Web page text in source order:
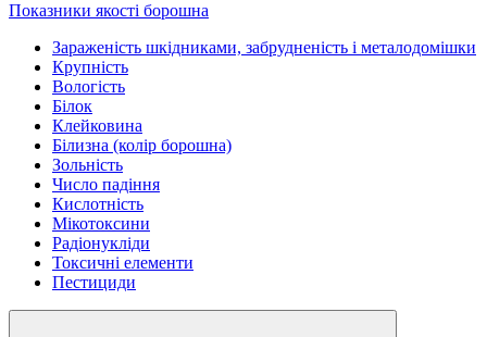
Показники якості борошна
Зараженість шкідниками, забрудненість і металодомішки
Крупність
Вологість
Білок
Клейковина
Білизна (колір борошна)
Зольність
Число падіння
Кислотність
Мікотоксини
Радіонукліди
Токсичні елементи
Пестициди